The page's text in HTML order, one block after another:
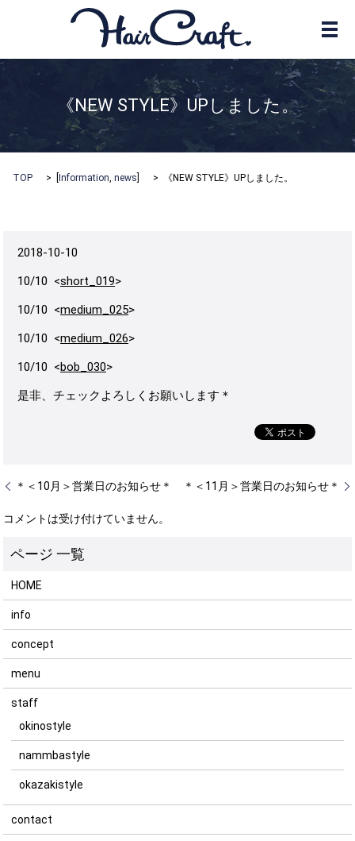
メ
《NEW STYLE》UPしました。
TOP Information,news 《NEW STYLE》UPしました。
2018-10-10
10/10 <short_019>
10/10 <medium_025>
10/10 <medium_026>
10/10 <bob_030>
是非、チェックよろしくお願いします＊
＊＜10月＞営業日のお知らせ＊ ＊＜11月＞営業日のお知らせ＊
コメントは受け付けていません。
HOME
info
concept
menu
staff
okinostyle
nammbastyle
okazakistyle
contact